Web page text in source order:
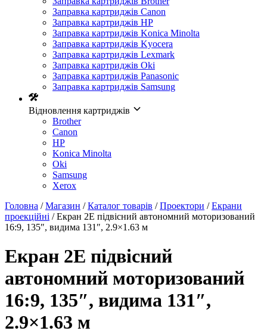
Заправка картриджів Canon
Заправка картриджів HP
Заправка картриджів Konica Minolta
Заправка картриджів Kyocera
Заправка картриджів Lexmark
Заправка картриджів Oki
Заправка картриджів Panasonic
Заправка картриджів Samsung
Відновлення картриджів
Brother
Canon
HP
Konica Minolta
Oki
Samsung
Xerox
Головна /Магазин /Каталог товарів /Проектори /Екрани
проекційні / Екран 2E підвісний автономний моторизований
16:9, 135″, видима 131″, 2.9×1.63 м
Екран 2E підвісний
автономний моторизований
16:9, 135″, видима 131″,
2.9×1.63 м